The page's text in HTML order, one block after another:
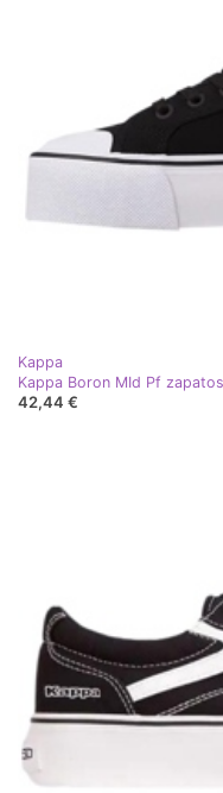
Kappa
Kappa Boron MId Pf
42,44 €